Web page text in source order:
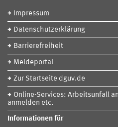
Impressum
Datenschutzerklärung
Barrierefreiheit
Meldeportal
Zur Startseite dguv.de
Online-Services: Arbeitsunfall
anmelden etc.
Informationen für